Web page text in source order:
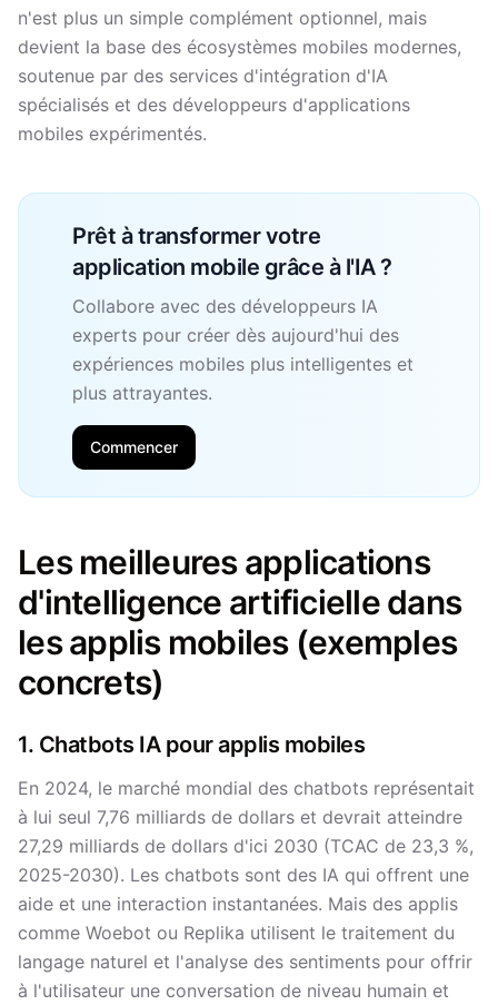
n'est plus un simple complément optionnel, mais
devient la base des écosystèmes mobiles modernes,
soutenue par des services d'intégration d'IA
spécialisés et des développeurs d'applications
mobiles expérimentés.
Prêt à transformer votre
application mobile grâce à l'IA ?
Collabore avec des développeurs IA
experts pour créer dès aujourd'hui des
expériences mobiles plus intelligentes et
plus attrayantes.
Commencer
Les meilleures applications
d'intelligence artificielle dans
les applis mobiles (exemples
concrets)
1. Chatbots IA pour applis mobiles
En 2024, le marché mondial des chatbots représentait
à lui seul 7,76 milliards de dollars et devrait atteindre
27,29 milliards de dollars d'ici 2030 (TCAC de 23,3 %,
2025-2030). Les chatbots sont des IA qui offrent une
aide et une interaction instantanées. Mais des applis
comme Woebot ou Replika utilisent le traitement du
langage naturel et l'analyse des sentiments pour offrir
à l'utilisateur une conversation de niveau humain et